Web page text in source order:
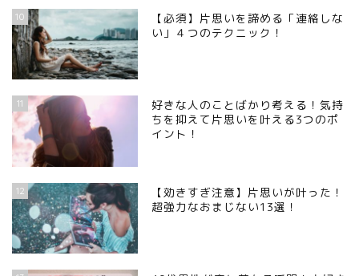
10
【必須】片思いを諦める「連絡しな
い」４つのテクニック！
11
好きな人のことばかり考える！気持
ちを抑えて片思いを叶える3つのポ
イント！
12
【効きすぎ注意】片思いが叶った！
超強力なおまじない13選！